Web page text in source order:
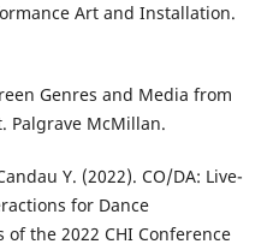
Art and Installation.
Genres and Media from
Palgrave McMillan.
Y. (2022). CO/DA: Live-
for Dance
the 2022 CHI Conference